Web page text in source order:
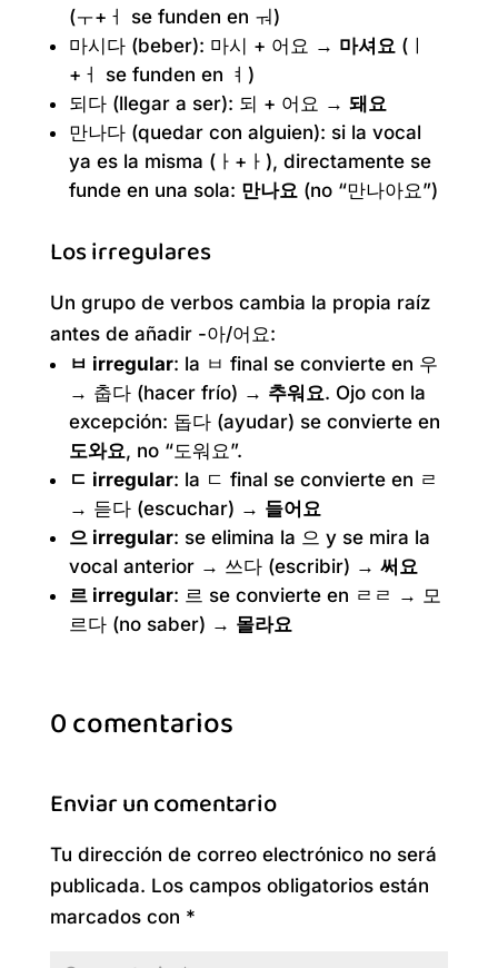
(ㅜ+ㅓ se funden en ㅝ)
마시다 (beber): 마시 + 어요 → 마셔요 (ㅣ
+ㅓ se funden en ㅕ)
되다 (llegar a ser): 되 + 어요 → 돼요
만나다 (quedar con alguien): si la vocal
ya es la misma (ㅏ+ㅏ), directamente se
funde en una sola: 만나요 (no “만나아요”)
Los irregulares
Un grupo de verbos cambia la propia raíz
antes de añadir -아/어요:
ㅂ irregular: la ㅂ final se convierte en 우
→ 춥다 (hacer frío) → 추워요. Ojo con la
excepción: 돕다 (ayudar) se convierte en
도와요, no “도워요”.
ㄷ irregular: la ㄷ final se convierte en ㄹ
→ 듣다 (escuchar) → 들어요
으 irregular: se elimina la 으 y se mira la
vocal anterior → 쓰다 (escribir) → 써요
르 irregular: 르 se convierte en ㄹㄹ → 모
르다 (no saber) → 몰라요
0 comentarios
Enviar un comentario
Tu dirección de correo electrónico no será
publicada. Los campos obligatorios están
marcados con *